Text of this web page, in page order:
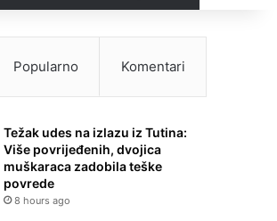
Popularno Komentari
Težak udes na izlazu iz Tutina:
Više povrijeđenih, dvojica
muškaraca zadobila teške
povrede
8 hours ago